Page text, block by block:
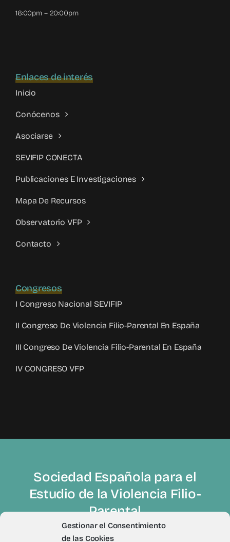
Gestionar el Consentimiento
de las Cookies
16:00pm – 20:00pm
Enlaces de interés
Inicio
Conócenos
Asociarse
SEVIFIP CONECTA
Publicaciones E Investigaciones
Mapa De Recursos
Observatorio VFP
Contacto
Congresos
I Congreso Nacional SEVIFIP
II Congreso De Violencia Filio-Parental En España
III Congreso De Violencia Filio-Parental En España
IV CONGRESO VFP
Sociedad Española para el
Estudio de la Violencia Filio-
Parental